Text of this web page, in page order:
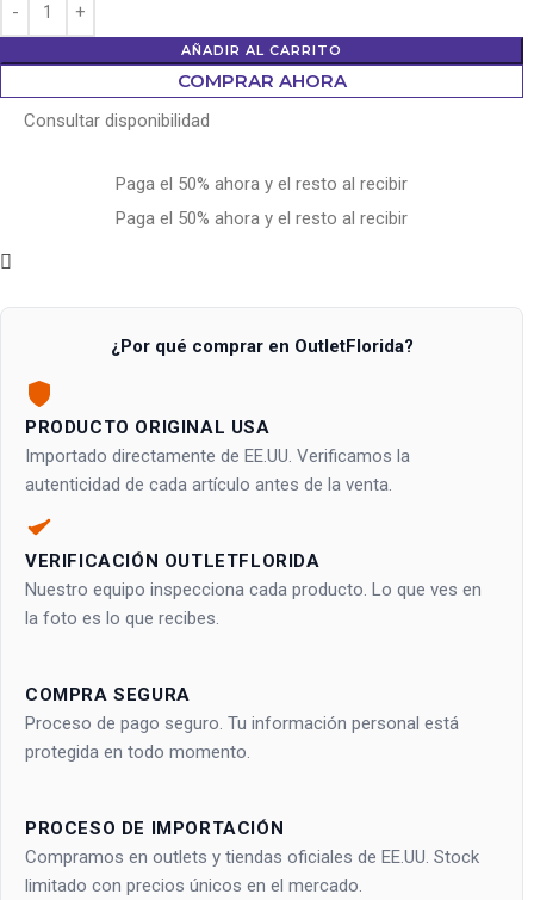
AÑADIR AL CARRITO
COMPRAR AHORA
Consultar disponibilidad
Paga el 50% ahora y el resto al recibir
Paga el 50% ahora y el resto al recibir
¿Por qué comprar en OutletFlorida?
PRODUCTO ORIGINAL USA
Importado directamente de EE.UU. Verificamos la
autenticidad de cada artículo antes de la venta.
VERIFICACIÓN OUTLETFLORIDA
Nuestro equipo inspecciona cada producto. Lo que ves en
la foto es lo que recibes.
COMPRA SEGURA
Proceso de pago seguro. Tu información personal está
protegida en todo momento.
PROCESO DE IMPORTACIÓN
Compramos en outlets y tiendas oficiales de EE.UU. Stock
limitado con precios únicos en el mercado.